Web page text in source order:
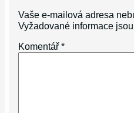
Vaše e-mailová adresa
Vyžadované informace
Komentář*